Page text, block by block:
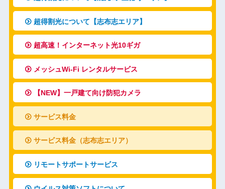
超得割光について【志布志エリア】
超高速！インターネット光10ギガ
メッシュWi-Fi レンタルサービス
【NEW】一戸建て向け防犯カメラ
サービス料金
サービス料金（志布志エリア）
リモートサポートサービス